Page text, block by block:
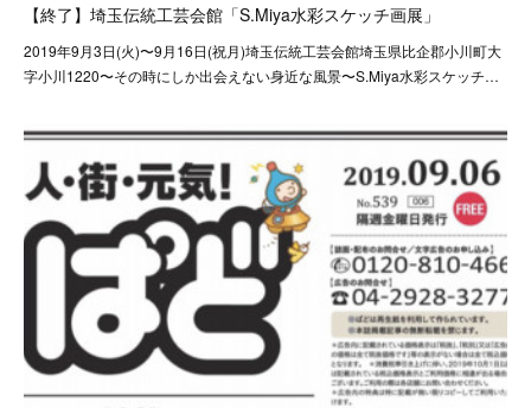
【終了】埼玉伝統工芸会館「S.Miya水彩スケッチ画展」
2019年9月3日(火)〜9月16日(祝月)埼玉伝統工芸会館埼玉県比企郡小川町大
字小川1220〜その時にしか出会えない身近な風景〜S.Miya水彩スケッチ…